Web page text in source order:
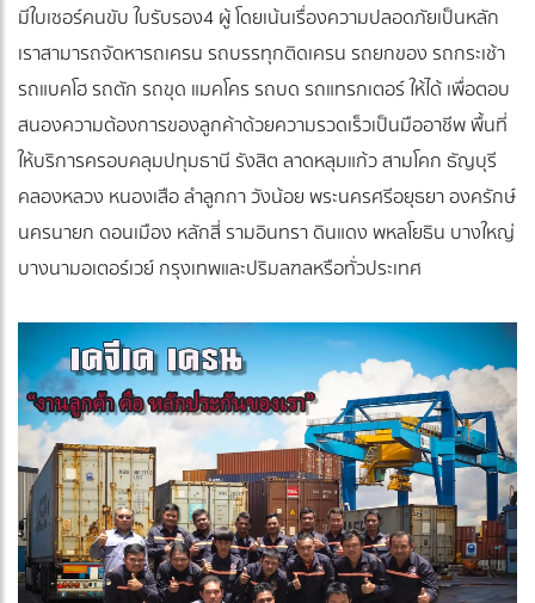
มีใบเซอร์คนขับ ใบรับรอง4 ผู้ โดยเน้นเรื่องความปลอดภัยเป็นหลัก
เราสามารถจัดหารถเครน รถบรรทุกติดเครน รถยกของ รถกระเช้า
รถแบคโฮ รถตัก รถขุด แมคโคร รถบด รถแทรกเตอร์ ให้ได้ เพื่อตอบ
สนองความต้องการของลูกค้าด้วยความรวดเร็วเป็นมืออาชีพ พื้นที่
ให้บริการครอบคลุมปทุมธานี รังสิต ลาดหลุมแก้ว สามโคก ธัญบุรี
คลองหลวง หนองเสือ ลำลูกกา วังน้อย พระนครศรีอยุธยา องครักษ์
นครนายก ดอนเมือง หลักสี่ รามอินทรา ดินแดง พหลโยธิน บางใหญ่
บางนามอเตอร์เวย์ กรุงเทพและปริมลฑลหรือทั่วประเทศ